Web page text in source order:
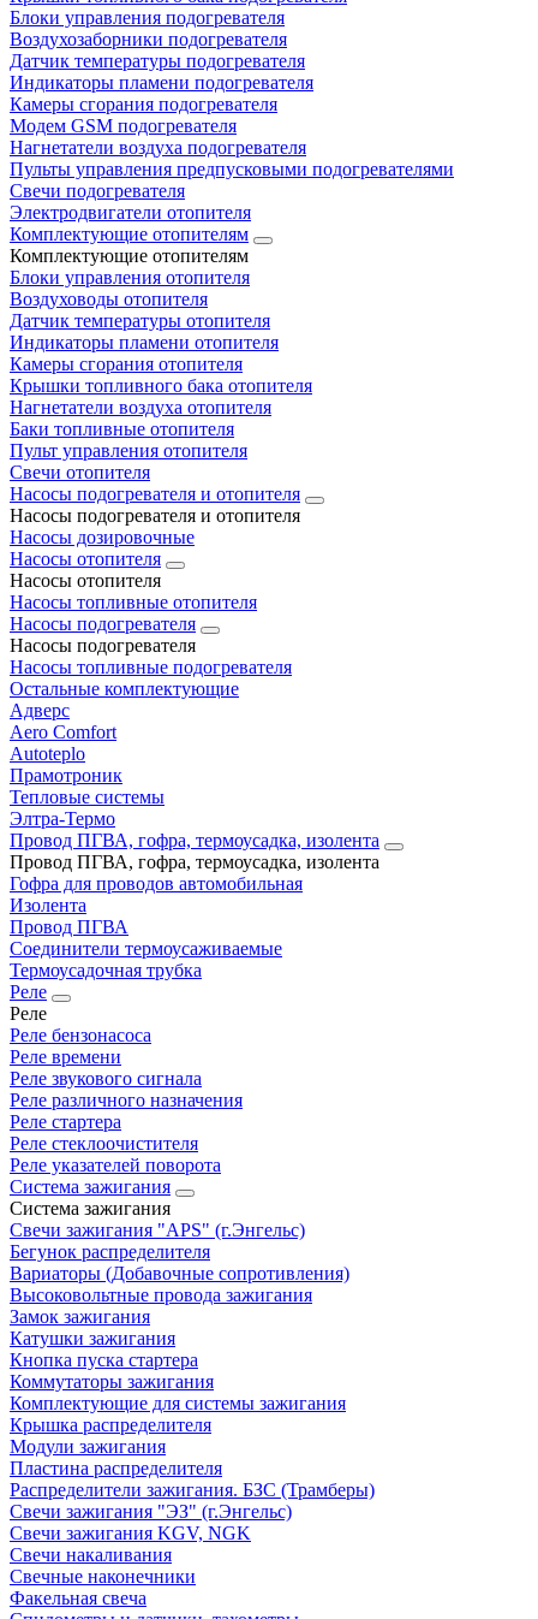
Блоки управления подогревателя
Воздухозаборники подогревателя
Датчик температуры подогревателя
Индикаторы пламени подогревателя
Камеры сгорания подогревателя
Модем GSM подогревателя
Нагнетатели воздуха подогревателя
Пульты управления предпусковыми подогревателями
Свечи подогревателя
Электродвигатели отопителя
Комплектующие отопителям
Комплектующие отопителям
Блоки управления отопителя
Воздуховоды отопителя
Датчик температуры отопителя
Индикаторы пламени отопителя
Камеры сгорания отопителя
Крышки топливного бака отопителя
Нагнетатели воздуха отопителя
Баки топливные отопителя
Пульт управления отопителя
Свечи отопителя
Насосы подогревателя и отопителя
Насосы подогревателя и отопителя
Насосы дозировочные
Насосы отопителя
Насосы отопителя
Насосы топливные отопителя
Насосы подогревателя
Насосы подогревателя
Насосы топливные подогревателя
Остальные комплектующие
Адверс
Aero Comfort
Autoteplo
Прамотроник
Тепловые системы
Элтра-Термо
Провод ПГВА, гофра, термоусадка, изолента
Провод ПГВА, гофра, термоусадка, изолента
Гофра для проводов автомобильная
Изолента
Провод ПГВА
Соединители термоусаживаемые
Термоусадочная трубка
Реле
Реле
Реле бензонасоса
Реле времени
Реле звукового сигнала
Реле различного назначения
Реле стартера
Реле стеклоочистителя
Реле указателей поворота
Система зажигания
Система зажигания
Свечи зажигания "APS" (г.Энгельс)
Бегунок распределителя
Вариаторы (Добавочные сопротивления)
Высоковольтные провода зажигания
Замок зажигания
Катушки зажигания
Кнопка пуска стартера
Коммутаторы зажигания
Комплектующие для системы зажигания
Крышка распределителя
Модули зажигания
Пластина распределителя
Распределители зажигания. БЗС (Трамберы)
Свечи зажигания "ЭЗ" (г.Энгельс)
Свечи зажигания KGV, NGK
Свечи накаливания
Свечные наконечники
Факельная свеча